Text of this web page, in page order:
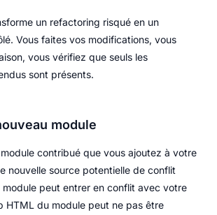
un refactoring risqué en un
Vous faites vos modifications, vous
vous vérifiez que seuls les
sont présents.
module
contribué que vous ajoutez à votre
nouvelle source potentielle de conflit
module peut entrer en conflit avec votre
HTML du module peut ne pas être